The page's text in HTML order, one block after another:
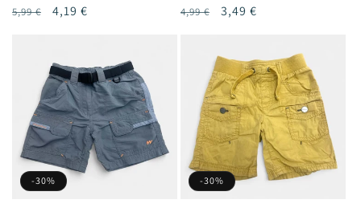
Prix
5,99 €
Prix
4,19 €
Prix
4,99 €
Prix
3,49 €
-30% -30%